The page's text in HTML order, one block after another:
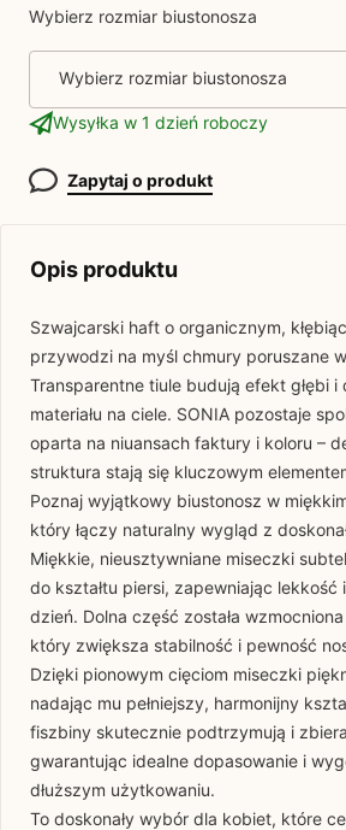
Wybierz rozmiar biustonosza
Wybierz rozmiar biustonosza
Wysyłka w 1 dzień roboczy
Zapytaj o produkt
Opis produktu
Szwajcarski haft o organicznym,
przywodzi na myśl chmury poruszane
Transparentne tiule budują efekt głębi i
materiału na ciele. SONIA pozostaje
oparta na niuansach faktury i koloru –
struktura stają się kluczowym
Poznaj wyjątkowy biustonosz w
który łączy naturalny wygląd z
Miękkie, nieusztywniane miseczki
do kształtu piersi, zapewniając lekkość
dzień. Dolna część została
który zwiększa stabilność i pewność
Dzięki pionowym cięciom miseczki
nadając mu pełniejszy, harmonijny
fiszbiny skutecznie podtrzymują i
gwarantując idealne dopasowanie i
dłuższym użytkowaniu.
To doskonały wybór dla kobiet, które